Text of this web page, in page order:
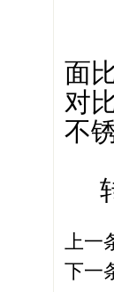
面
对
不
转
上一
下一